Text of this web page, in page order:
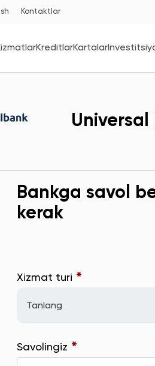
Kontaktlar
KreditlarKartalar
Bankga savol
kerak
Xizmat turi *
Tanlang
Savolingiz *